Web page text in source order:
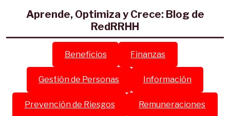
Aprende, Optimiza y Crece: Blog de
RedRRHH
Beneficios Finanzas
Gestión de Personas Información
Prevención de Riesgos Remuneraciones